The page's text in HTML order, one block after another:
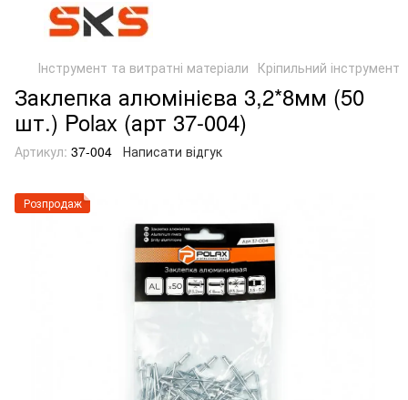
Інструмент та витратні матеріали Кріпильний інструмент
Заклепка алюмінієва 3,2*8мм (50
шт.) Polax (арт 37-004)
Артикул: 37-004 Написати відгук
Розпродаж